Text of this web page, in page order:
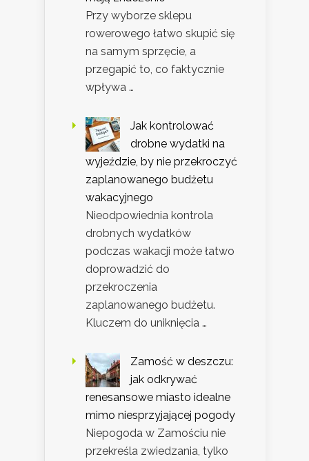
Przy wyborze sklepu
rowerowego łatwo skupić się
na samym sprzęcie, a
przegapić to, co faktycznie
wpływa …
Jak kontrolować
drobne wydatki na
wyjeździe, by nie przekroczyć
zaplanowanego budżetu
wakacyjnego
Nieodpowiednia kontrola
drobnych wydatków
podczas wakacji może łatwo
doprowadzić do
przekroczenia
zaplanowanego budżetu.
Kluczem do uniknięcia …
Zamość w deszczu:
jak odkrywać
renesansowe miasto idealne
mimo niesprzyjającej pogody
Niepogoda w Zamościu nie
przekreśla zwiedzania, tylko